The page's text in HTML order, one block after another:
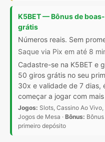
K5BET — Bônus de
grátis
Números reais. Sem
Saque via Pix em até 8
Cadastre-se na K5BET e
50 giros grátis no seu
30x e validade de 7 dias,
começar a jogar com
Jogos: Slots, Cassino Ao
Jogos de Mesa · Bônus:
primeiro depósito